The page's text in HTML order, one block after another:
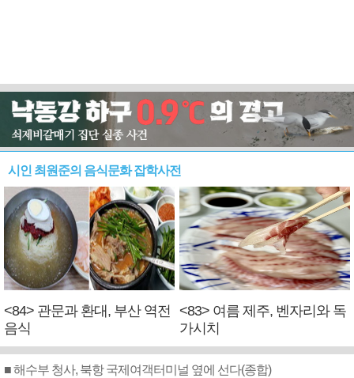
시인 최원준의 음식문화 잡학사전
<84> 관문과 환대, 부산 역전
음식
<83> 여름 제주, 벤자리와 독
가시치
■ 해수부 청사, 북항 국제여객터미널 옆에 선다(종합)